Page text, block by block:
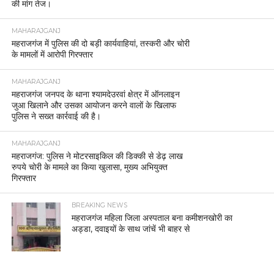
की मांग तेज।
MAHARAJGANJ
महराजगंज में पुलिस की दो बड़ी कार्यवाहियां, तस्करी और चोरी
के मामलों में आरोपी गिरफ्तार
MAHARAJGANJ
महराजगंज जनपद के थाना श्यामदेउरवां क्षेत्र में ऑनलाइन
जुआ खिलाने और उसका आयोजन करने वालों के खिलाफ
पुलिस ने सख्त कार्रवाई की है।
MAHARAJGANJ
महराजगंज: पुलिस ने मोटरसाइकिल की डिक्की से डेढ़ लाख
रुपये चोरी के मामले का किया खुलासा, मुख्य अभियुक्त
गिरफ्तार
BREAKING NEWS
महराजगंज महिला जिला अस्पताल बना कमीशनखोरी का
अड्डा, दवाइयों के साथ जांचें भी बाहर से